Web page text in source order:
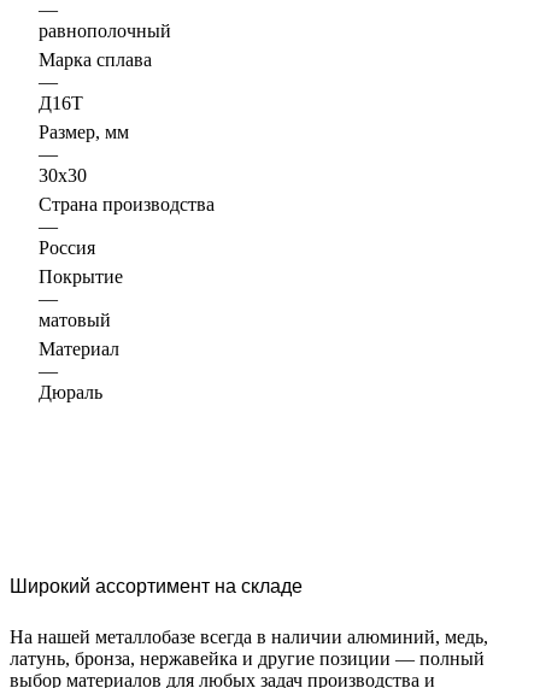
—
равнополочный
Марка сплава
—
Д16Т
Размер, мм
—
30х30
Страна производства
—
Россия
Покрытие
—
матовый
Материал
—
Дюраль
Широкий ассортимент на складе
На нашей металлобазе всегда в наличии алюминий, медь,
латунь, бронза, нержавейка и другие позиции — полный
выбор материалов для любых задач производства и